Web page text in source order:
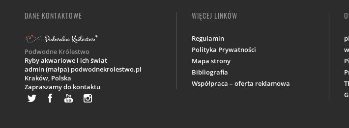
DANE KONTAKTOWE
Podwodne Królestwo
Ryby akwariowe i ich świat
admin (małpa) podwodnekrolestwo.pl
Kraków, Polska
Zapraszamy do kontaktu
WIĘCEJ LINKÓW
Regulamin
Polityka Prywatności
Mapa strony
Bibliografia
Współpraca – oferta reklamowa